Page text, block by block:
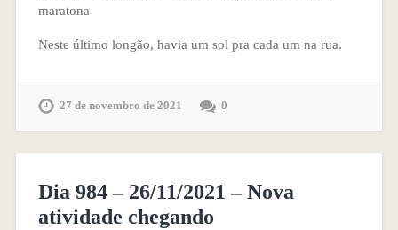
maratona
Neste último longão, havia um sol pra cada um na rua.
27 de novembro de 2021 0
Dia 984 – 26/11/2021 – Nova
atividade chegando